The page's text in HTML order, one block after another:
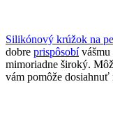
Silikónový krúžok na
dobre prispôsobívášmu
mimoriadne široký.
vám pomôže